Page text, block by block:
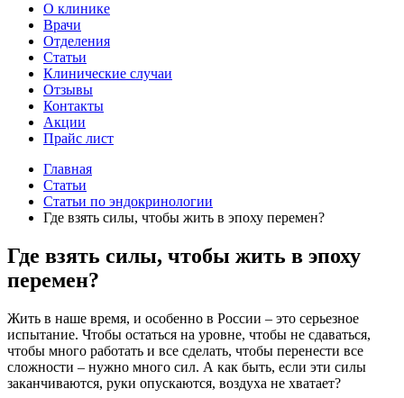
О клинике
Врачи
Отделения
Статьи
Клинические случаи
Отзывы
Контакты
Акции
Прайс лист
Главная
Статьи
Статьи по эндокринологии
Где взять силы, чтобы жить в эпоху перемен?
Где взять силы, чтобы жить в эпоху
перемен?
Жить в наше время, и особенно в России – это серьезное
испытание. Чтобы остаться на уровне, чтобы не сдаваться,
чтобы много работать и все сделать, чтобы перенести все
сложности – нужно много сил. А как быть, если эти силы
заканчиваются, руки опускаются, воздуха не хватает?